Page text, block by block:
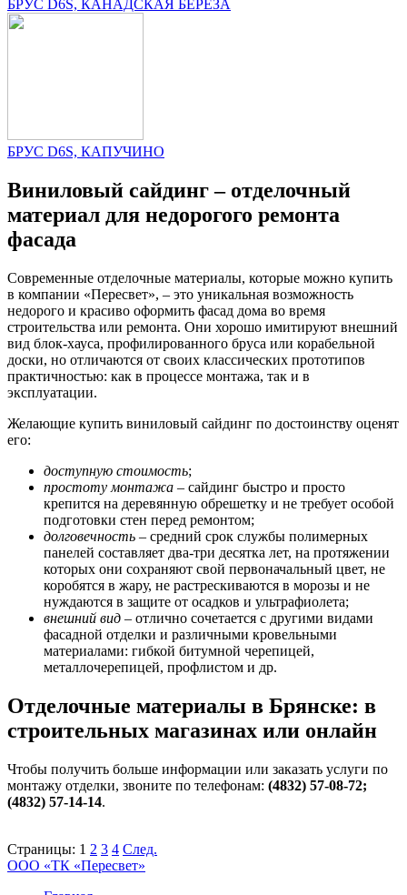
БРУС D6S, КАНАДСКАЯ БЕРЕЗА
БРУС D6S, КАПУЧИНО
Виниловый сайдинг – отделочный
материал для недорогого ремонта
фасада
Современные отделочные материалы, которые можно купить
в компании «Пересвет», – это уникальная возможность
недорого и красиво оформить фасад дома во время
строительства или ремонта. Они хорошо имитируют внешний
вид блок-хауса, профилированного бруса или корабельной
доски, но отличаются от своих классических прототипов
практичностью: как в процессе монтажа, так и в
эксплуатации.
Желающие купить виниловый сайдинг по достоинству оценят
его:
доступную стоимость;
простоту монтажа – сайдинг быстро и просто
крепится на деревянную обрешетку и не требует особой
подготовки стен перед ремонтом;
долговечность – средний срок службы полимерных
панелей составляет два-три десятка лет, на протяжении
которых они сохраняют свой первоначальный цвет, не
коробятся в жару, не растрескиваются в морозы и не
нуждаются в защите от осадков и ультрафиолета;
внешний вид – отлично сочетается с другими видами
фасадной отделки и различными кровельными
материалами: гибкой битумной черепицей,
металлочерепицей, профлистом и др.
Отделочные материалы в Брянске: в
строительных магазинах или онлайн
Чтобы получить больше информации или заказать услуги по
монтажу отделки, звоните по телефонам: (4832) 57-08-72;
(4832) 57-14-14.
Страницы: 1 2 3 4 След.
ООО «ТК «Пересвет»